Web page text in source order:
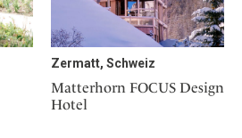
Zermatt, Schweiz
Matterhorn FOCUS Design
Hotel